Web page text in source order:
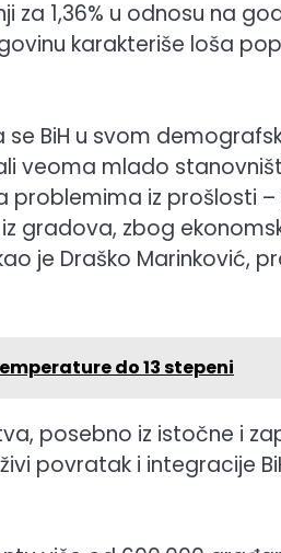
1,36% u odnosu na
karakteriše loša
BiH u svom
veoma mlado
problemima iz prošlosti
gradova, zbog
je Draško Marinković,
do 13 stepeni
posebno iz istočne i
povratak i integracije